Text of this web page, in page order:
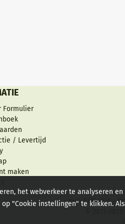
Formulier
/ Levertijd
maken
KvK: 53734041 -
het webverkeer te analyseren
"Cookie instellingen" te klikken.